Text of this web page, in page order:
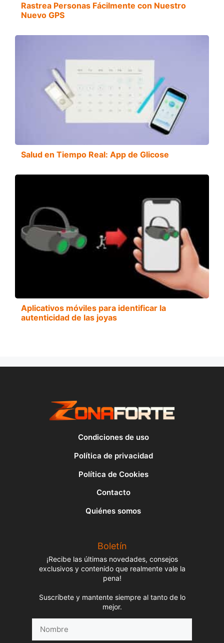
Rastrea Personas Fácilmente con Nuestro
Nuevo GPS
Salud en Tiempo Real: App de Glicose
Aplicativos móviles para identificar la
autenticidad de las joyas
Condiciones de uso
Política de privacidad
Política de Cookies
Contacto
Quiénes somos
Boletín
¡Recibe las últimas novedades, consejos
exclusivos y contenido que realmente vale la
pena!
Suscríbete y mantente siempre al tanto de lo
mejor.